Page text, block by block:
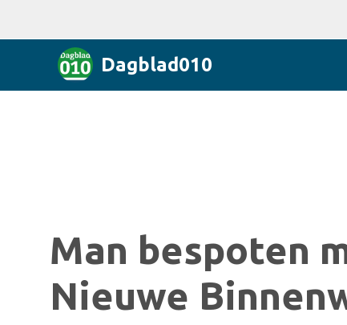
Dagblad010
Man bespoten
Nieuwe